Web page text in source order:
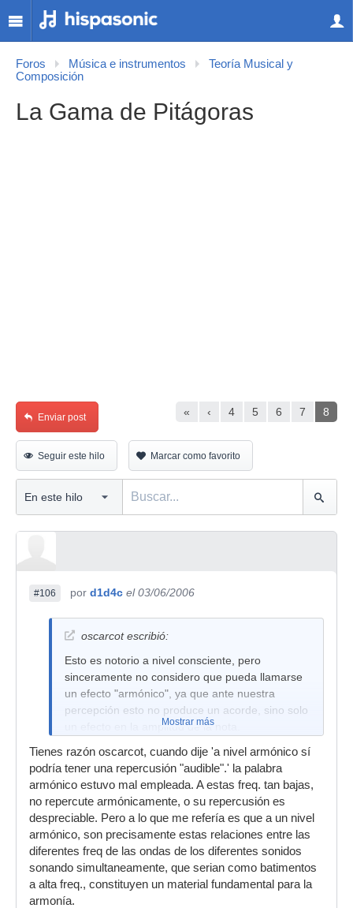
Foros Música e instrumentos
Teoría Musical y
Composición
La Gama de Pitágoras
« ‹ 4 5 6 7 8
Enviar post
Seguir este hilo Marcar como favorito
#106 por d1d4c el 03/06/2006
oscarcot escribió:
Esto es notorio a nivel consciente, pero
sinceramente no considero que pueda llamarse
un efecto "armónico", ya que ante nuestra
percepción esto no produce un acorde, sino solo
un efecto en la amplitud de la nota.
(¿Qué me podrías decir del vibrato, por
ejemplo?)
Mostrar más
Tienes razón oscarcot, cuando dije 'a nivel armónico sí
podría tener una repercusión "audible".' la palabra
armónico estuvo mal empleada. A estas freq. tan bajas,
no repercute armónicamente, o su repercusión es
despreciable. Pero a lo que me refería es que a un nivel
armónico, son precisamente estas relaciones entre las
diferentes freq de las ondas de los diferentes sonidos
sonando simultaneamente, que serian como batimentos
a alta freq., constituyen un material fundamental para la
armonía.